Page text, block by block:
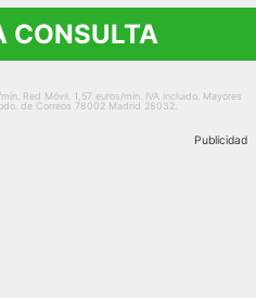
CONSULTA
Red Móvil. 1,57 euros/min. IVA incluido. Mayores
de Correos 78002 Madrid 28032.
Publicidad